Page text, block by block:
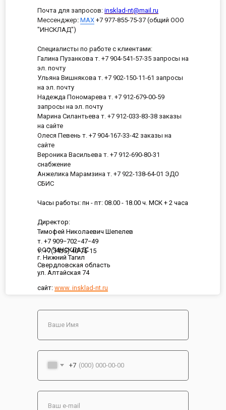
ООО "ИНСКЛАД"
г. Нижний Тагил
Свердловская область
ул. Алтайская 74
сайт: www. insklad-nt.ru
Почта для запросов: insklad-nt@mail.ru
Мессенджер: MAX +7 977-855-75-37 (общий ООО
"ИНСКЛАД")
Специалисты по работе с клиентами:
Галина Пузанкова т. +7 904-541-57-35 запросы на
эл. почту
Ульяна Вишнякова т. +7 902-150-11-61 запросы
на эл. почту
Надежда Пономарева т. +7 912-679-00-59
запросы на эл. почту
Марина Силантьева т. +7 912-033-83-38 заказы
на сайте
Олеся Певень т. +7 904-167-33-42 заказы на
сайте
Вероника Васильева т. +7 912-690-80-31
снабжение
Анжелика Марамзина т. +7 922-138-64-01 ЭДО
СБИС
Часы работы: пн - пт: 08.00 - 18.00 ч. МСК + 2 часа
Директор:
Тимофей Николаевич Шепелев
т. +7 909−702−47−49
т. +7(3435) 40-75-15
+7